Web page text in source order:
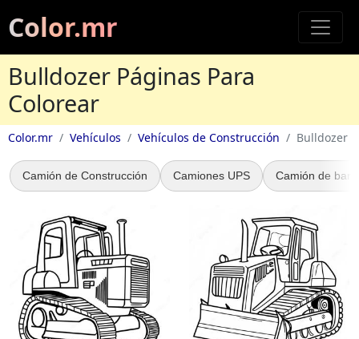
Color.mr
Bulldozer Páginas Para
Colorear
Color.mr Vehículos Vehículos de Construcción Bulldozer
Camión de Construcción Camiones UPS Camión de